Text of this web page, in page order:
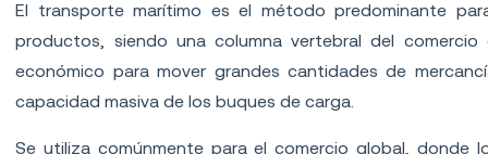
El transporte marítimo es el método predominante
productos, siendo una columna vertebral del
económico para mover grandes cantidades de
capacidad masiva de los buques de carga.
Se utiliza comúnmente para el comercio global, donde